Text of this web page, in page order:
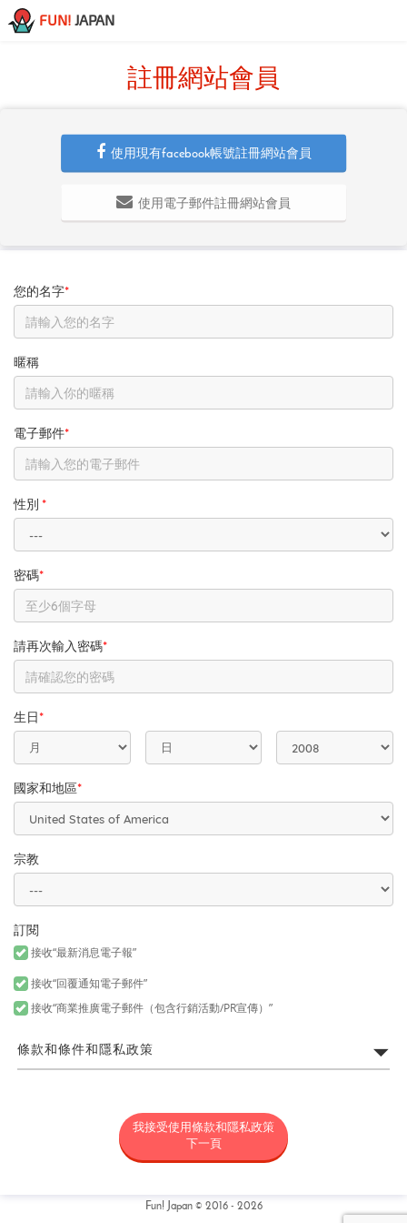
FUN! JAPAN
註冊網站會員
使用現有facebook帳號註冊網站會員
使用電子郵件註冊網站會員
您的名字*
暱稱
電子郵件*
性別 *
密碼*
請再次輸入密碼*
生日 *
國家和地區*
宗教
訂閱
接收“最新消息電子報”
接收“回覆通知電子郵件”
接收“商業推廣電子郵件（包含行銷活動/PR宣傳）”
條款和條件和隱私政策
所謂「FUN! JAPAN」是以藉由將日本商品或服務介紹給各位亞洲消
費者，令各位對日本產生興趣為目的，為營運FUN! JAPAN網站（包
括但不限於以fun-japan.jp/tw為網域之網站。以下簡稱「本網
限資料提供以及社群媒體。）或提供其他相關服務之專案統稱（以
我接受使用條款和隱私政策
下一頁
Fun! Japan © 2016 - 2026